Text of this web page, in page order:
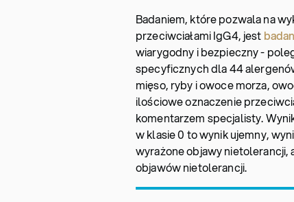
Badaniem, które pozwala na
przeciwciałami IgG4, jest
wiarygodny i bezpieczny -
specyficznych dla 44
mięso, ryby i owoce morza,
ilościowe oznaczenie
komentarzem specjalisty.
w klasie 0 to wynik ujemny,
wyrażone objawy nietolerancji,
objawów nietolerancji.